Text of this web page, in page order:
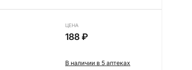
ЦЕНА
188 ₽
В наличии в 5 аптеках